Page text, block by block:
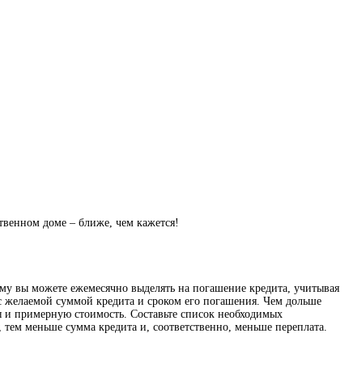
доме – ближе, чем кажется!
вы можете ежемесячно выделять на погашение кредита, учитывая
суммой кредита и сроком его погашения. Чем дольше
примерную стоимость. Составьте список необходимых
меньше сумма кредита и, соответственно, меньше переплата.